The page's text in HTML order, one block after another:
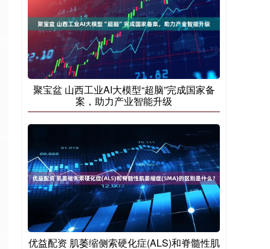
聚宝盆 山西工业AI大模型“超脑”完成国家备
案，助力产业智能升级
优益配资 肌萎缩侧索硬化症(ALS)和脊髓性肌